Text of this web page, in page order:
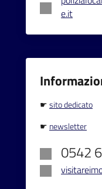
e.it
☛sito dedicato
☛newsletter
0542